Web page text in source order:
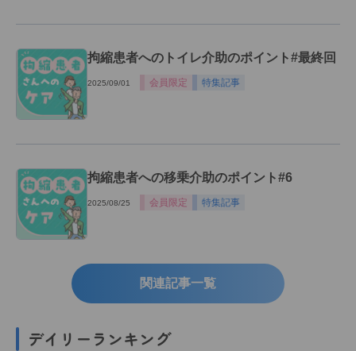
拘縮患者へのトイレ介助のポイント#最終回
2025/09/01 会員限定 特集記事
拘縮患者への移乗介助のポイント#6
2025/08/25 会員限定 特集記事
関連記事一覧
デイリーランキング